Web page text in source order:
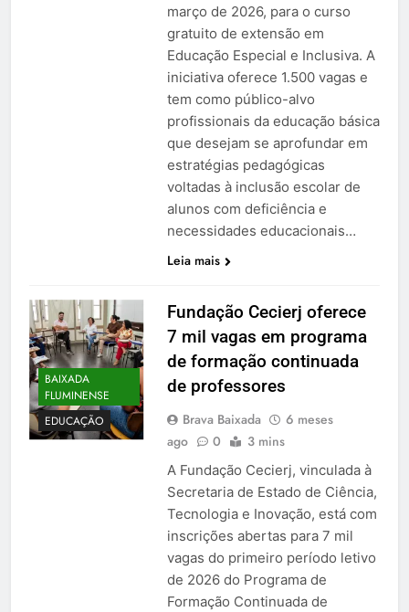
março de 2026, para o curso
gratuito de extensão em
Educação Especial e Inclusiva. A
iniciativa oferece 1.500 vagas e
tem como público-alvo
profissionais da educação básica
que desejam se aprofundar em
estratégias pedagógicas
voltadas à inclusão escolar de
alunos com deficiência e
necessidades educacionais…
Leia mais
BAIXADA
FLUMINENSE
EDUCAÇÃO
Fundação Cecierj oferece
7 mil vagas em programa
de formação continuada
de professores
Brava Baixada
6 meses
ago
0 3 mins
A Fundação Cecierj, vinculada à
Secretaria de Estado de Ciência,
Tecnologia e Inovação, está com
inscrições abertas para 7 mil
vagas do primeiro período letivo
de 2026 do Programa de
Formação Continuada de